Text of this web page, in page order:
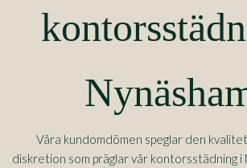
Våra kundomdömen speglar den
diskretion som präglar vår kontorsstädning i